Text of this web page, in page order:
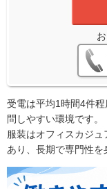
受電は平均1時間4件
問しやすい環境です。
服装はオフィスカジ
あり、長期で専門性を